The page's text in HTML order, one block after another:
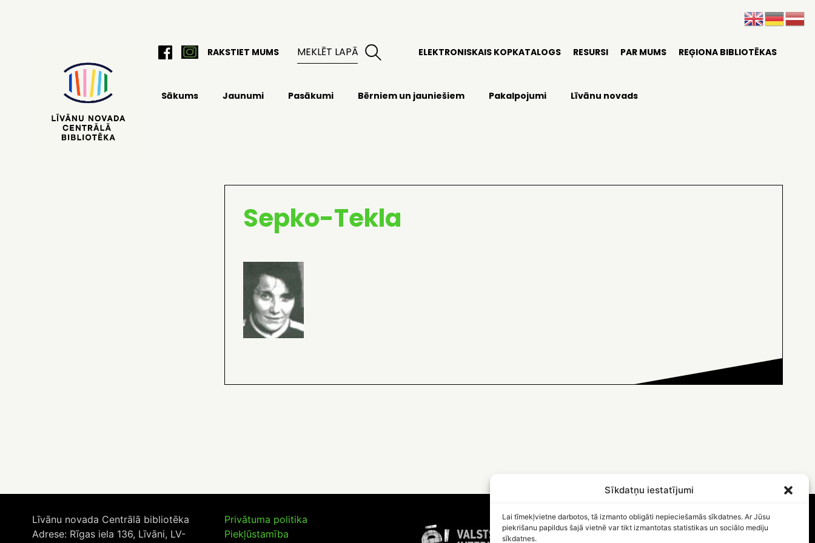
Sīkdatņu iestatījumi
Lai tīmekļvietne darbotos, tā izmanto obligāti nepieciešamās sīkdatnes. Ar Jūsu
piekrišanu papildus šajā vietnē var tikt izmantotas statistikas un sociālo mediju
sīkdatnes.
RAKSTIET MUMS ELEKTRONISKAIS KOPKATALOGS RESURSI PAR MUMS REĢIONA BIBLIOTĒKAS
Sākums Jaunumi Pasākumi Bērniem un jauniešiem Pakalpojumi Līvānu novads
Sepko-Tekla
Līvānu novada Centrālā bibliotēka
Adrese: Rīgas iela 136, Līvāni, LV-
Privātuma politika
Piekļūstamība